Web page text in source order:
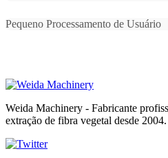
Pequeno Processamento de Usuário
Weida Machinery - Fabricante
extração de fibra vegetal desde 2004.